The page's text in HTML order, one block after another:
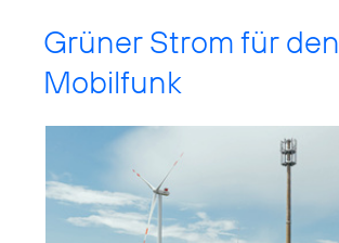
Grüner Strom für den
Mobilfunk